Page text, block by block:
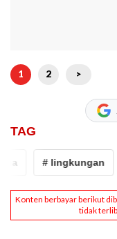
1 2 >
TAG
# lingkungan